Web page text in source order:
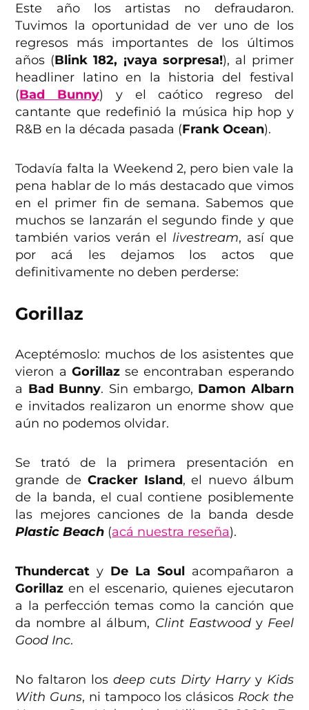
Este año los artistas no defraudaron.
Tuvimos la oportunidad de ver uno de los
regresos más importantes de los últimos
años (Blink 182, ¡vaya sorpresa!), al primer
headliner latino en la historia del festival
(Bad Bunny) y el caótico regreso del
cantante que redefinió la música hip hop y
R&B en la década pasada (Frank Ocean).
Todavía falta la Weekend 2, pero bien vale la
pena hablar de lo más destacado que vimos
en el primer fin de semana. Sabemos que
muchos se lanzarán el segundo finde y que
también varios verán el livestream, así que
por acá les dejamos los actos que
definitivamente no deben perderse:
Gorillaz
Aceptémoslo: muchos de los asistentes que
vieron a Gorillazse encontraban esperando
a Bad Bunny. Sin embargo, Damon Albarn
e invitados realizaron un enorme show que
aún no podemos olvidar.
Se trató de la primera presentación en
grande de Cracker Island, el nuevo álbum
de la banda, el cual contiene posiblemente
las mejores canciones de la banda desde
Plastic Beach (acá nuestra reseña).
Thundercat y De La Soul acompañaron a
Gorillaz en el escenario, quienes ejecutaron
a la perfección temas como la canción que
da nombre al álbum, Clint Eastwoody Feel
Good Inc.
No faltaron losdeep cuts Dirty Harryy Kids
With Guns, ni tampoco los clásicos Rock the